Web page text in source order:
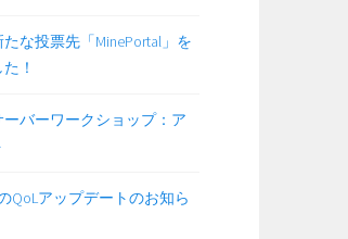
たな投票先「MinePortal」を
！
ーバーワークショップ：ア
QoLアップデートのお知ら